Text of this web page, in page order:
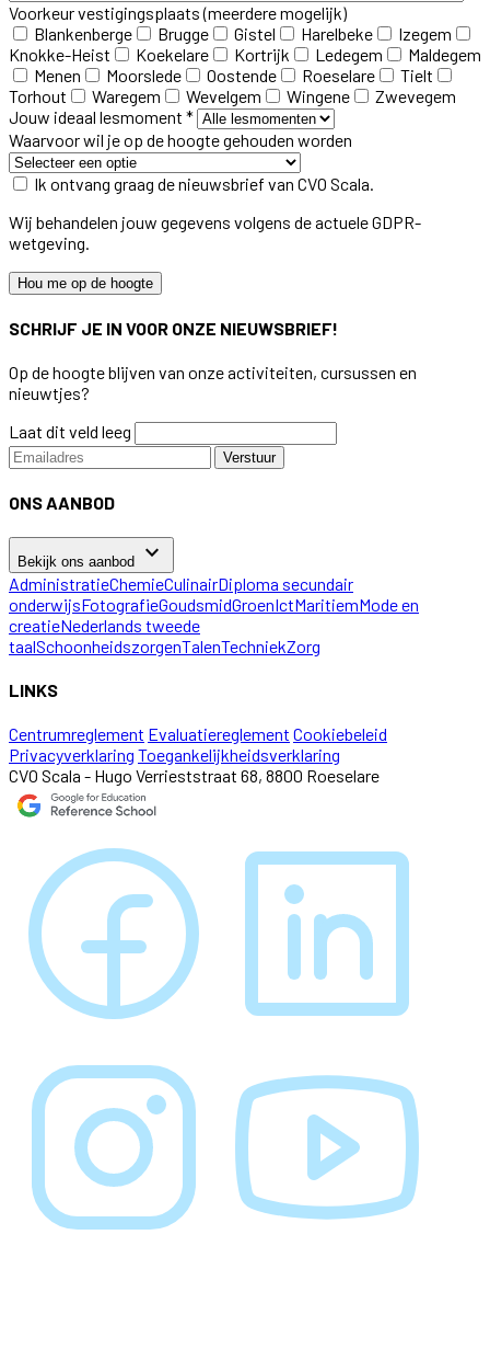
Voorkeur vestigingsplaats(meerdere mogelijk)
Blankenberge
Brugge Gistel Harelbeke
Izegem
Knokke-Heist
Koekelare Kortrijk Ledegem
Maldegem
Menen
Moorslede Oostende Roeselare
Tielt
Torhout
Waregem Wevelgem Wingene
Zwevegem
Jouw ideaal lesmoment *
Waarvoor wil je op de hoogte gehouden worden
Ik ontvang graag de nieuwsbrief van CVO Scala.
Wij behandelen jouw gegevens volgens de actuele GDPR-
wetgeving.
Hou me op de hoogte
SCHRIJF JE IN VOOR ONZE NIEUWSBRIEF!
Op de hoogte blijven van onze activiteiten, cursussen en
nieuwtjes?
Laat dit veld leeg
Verstuur
ONS AANBOD
Bekijk ons aanbod keyboard_arrow_down
AdministratieChemieCulinairDiploma secundair
onderwijsFotografieGoudsmidGroenIctMaritiemMode en
creatieNederlands tweede
taalSchoonheidszorgenTalenTechniekZorg
LINKS
Centrumreglement Evaluatiereglement Cookiebeleid
Privacyverklaring Toegankelijkheidsverklaring
CVO Scala - Hugo Verrieststraat 68, 8800 Roeselare